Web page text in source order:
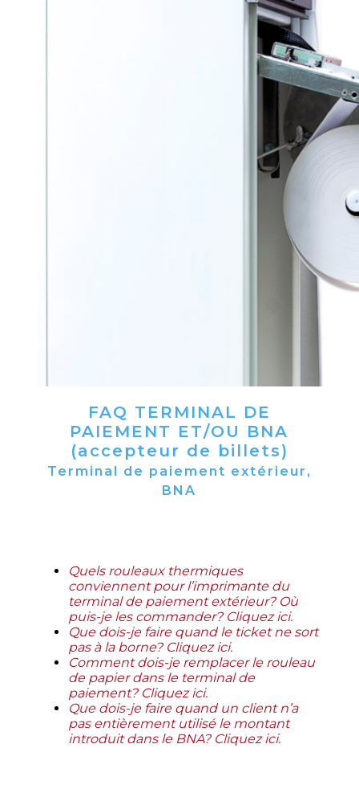
FAQ TERMINAL DE
PAIEMENT ET/OU BNA
(accepteur de billets)
Terminal de paiement extérieur,
BNA
Quels rouleaux thermiques
conviennent pour l’imprimante du
terminal de paiement extérieur? Où
puis-je les commander? Cliquez ici.
Que dois-je faire quand le ticket ne sort
pas à la borne? Cliquez ici.
Comment dois-je remplacer le rouleau
de papier dans le terminal de
paiement? Cliquez ici.
Que dois-je faire quand un client n’a
pas entièrement utilisé le montant
introduit dans le BNA? Cliquez ici.